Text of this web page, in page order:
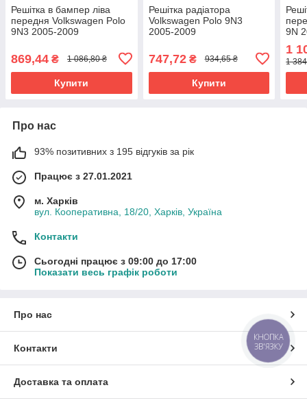
Решітка в бампер ліва
передня Volkswagen Polo
9N3 2005-2009
869,44 ₴ 1 086,80 ₴
Купити
Решітка радіатора
Volkswagen Polo 9N3
2005-2009
747,72₴ 934,65 ₴
Купити
9N
1
1
Про нас
93% позитивних з 195 відгуків за рік
Працює з 27.01.2021
м. Харків
вул. Кооперативна, 18/20, Харків, Україна
Контакти
Сьогодні працює з 09:00 до 17:00
Показати весь графік роботи
Про нас
Контакти
Доставка та оплата
КНОПКА
ЗВ'ЯЗКУ